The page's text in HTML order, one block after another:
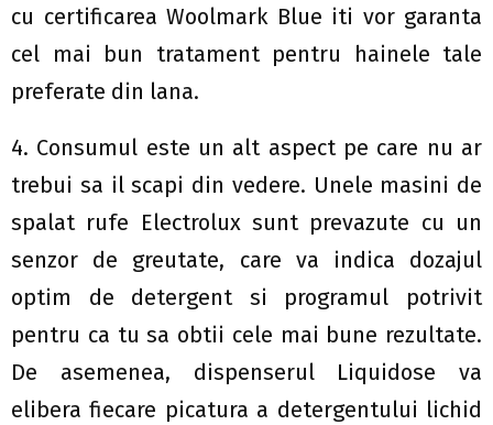
cu certificarea Woolmark Blue iti vor garanta
cel mai bun tratament pentru hainele tale
preferate din lana.
4. Consumul este un alt aspect pe care nu ar
trebui sa il scapi din vedere. Unele masini de
spalat rufe Electrolux sunt prevazute cu un
senzor de greutate, care va indica dozajul
optim de detergent si programul potrivit
pentru ca tu sa obtii cele mai bune rezultate.
De asemenea, dispenserul Liquidose va
elibera fiecare picatura a detergentului lichid